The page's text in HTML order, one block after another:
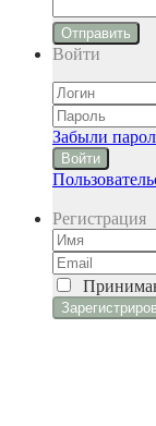
Отправить
Войти
Забыли
Войти
Регистрация